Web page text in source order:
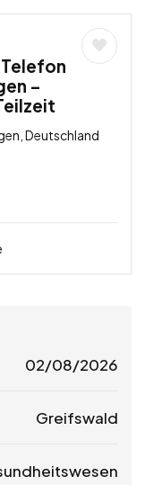
–
Deutschland
02/08/2026
Greifswald